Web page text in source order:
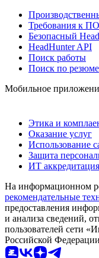
Требования к ПО
Безопасный
HeadHunter API
Поиск работы
Поиск по резюме
Мобильное
Этика и
Оказание услуг
Использование
Защита
ИТ аккредитация
На информационном
рекомендательные
предоставления
и анализа сведений,
пользователей сети
Российской